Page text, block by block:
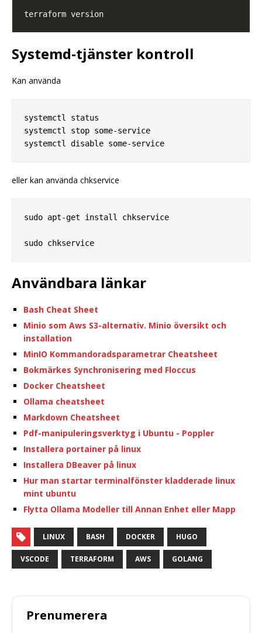
Systemd-tjänster kontroll
Kan använda
systemctl status
systemctl stop some-service
eller kan använda chkservice
sudo apt-get install chkservice
Användbara länkar
Bash Cheat Sheet
Minio som Aws S3-alternativ. Minio översikt och
installation
MinIO Kommandoradsparametrar Cheatsheet
Bokmärkes Synchronisering med Floccus
Docker Cheatsheet
Ollama cheatsheet
Markdown Cheatsheet
Pdf-manipuleringsverktyg i Ubuntu - Poppler
Installera portainer på linux
Installera DBeaver på linux
Hur man startar terminalfönster kladderade linux
mint ubuntu
Flytta Ollama Modeller till Annan Enhet eller Mapp
LINUX BASH DOCKER HUGO
VSCODE TERRAFORM AWS GOLANG
Prenumerera